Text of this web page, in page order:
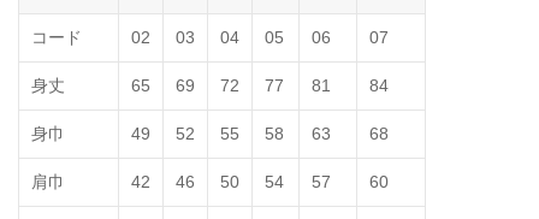
コード 02 03 04 05 06 07
身丈 65 69 72 77 81 84
身巾 49 52 55 58 63 68
肩巾 42 46 50 54 57 60